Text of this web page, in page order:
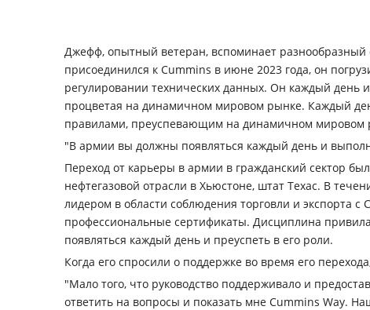
Джефф, опытный ветеран, вспоминает разнообразный
присоединился к Cummins в июне 2023 года, он
регулировании технических данных. Он каждый
процветая на динамичном мировом рынке. Каждый
правилами, преуспевающим на динамичном мировом
"В армии вы должны появляться каждый день и
Переход от карьеры в армии в гражданский сектор
нефтегазовой отрасли в Хьюстоне, штат Техас. В
лидером в области соблюдения торговли и экспорта
профессиональные сертификаты. Дисциплина
появляться каждый день и преуспеть в его роли.
Когда его спросили о поддержке во время его
"Мало того, что руководство поддерживало и
ответить на вопросы и показать мне Cummins Way.